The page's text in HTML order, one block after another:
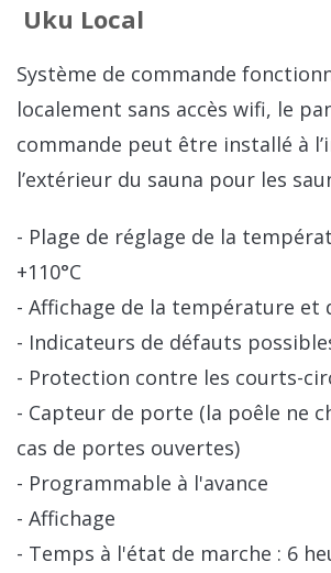
Uku Local
Système de commande
localement sans accès wifi, le
commande peut être installé à
l’extérieur du sauna pour les
- Plage de réglage de la
+110°C
- Affichage de la température et
- Indicateurs de défauts
- Protection contre les courts-
- Capteur de porte (la poêle ne
cas de portes ouvertes)
- Programmable à l'avance
- Affichage
- Temps à l'état de marche : 6